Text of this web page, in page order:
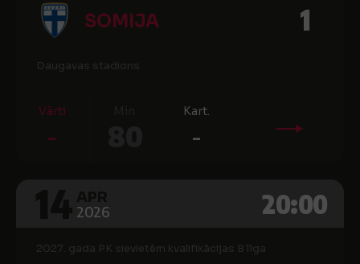
SOMIJA 1
Daugavas stadions
Vārti
-
Kart.
-
2026 20:00
2027. gada PK sievietēm kvalifikācijas B līga